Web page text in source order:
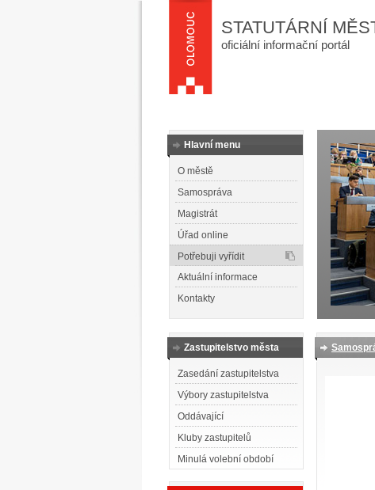
STATUTÁRNÍ
oficiální informační portál
Hlavní menu
O městě
Samospráva
Magistrát
Úřad online
Potřebuji vyřídit
Aktuální informace
Kontakty
Zastupitelstvo města
Zasedání zastupitelstva
Výbory zastupitelstva
Oddávající
Kluby zastupitelů
Minulá volební období